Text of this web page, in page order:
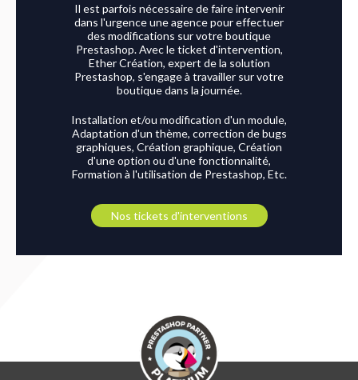
Il est parfois nécessaire de faire intervenir
dans l'urgence une agence pour effectuer
des modifications sur votre boutique
Prestashop. Avec le ticket d'intervention,
Ether Création, expert de la solution
Prestashop, s'engage à travailler sur votre
boutique dans la journée.
Installation et/ou modification d'un module,
Adaptation d'un thème, correction de bugs
graphiques, Création graphique, Création
d'une option ou d'une fonctionnalité,
Formation à l'utilisation de Prestashop, Etc.
Nos tickets d'interventions